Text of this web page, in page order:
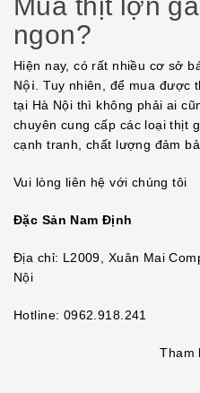
ngon?
Hiện nay, có rất nhiều cơ sở
Nội . Tuy nhiên, để mua được
tại Hà Nội thì không phải ai
chuyên cung cấp các loại thịt
cạnh tranh, chất lượng đảm
Vui lòng liên hệ với chúng tôi
Đặc Sản Nam Định
Địa chỉ: L2009, Xuân Mai
Nội
Hotline: 0962.918.241
Tham